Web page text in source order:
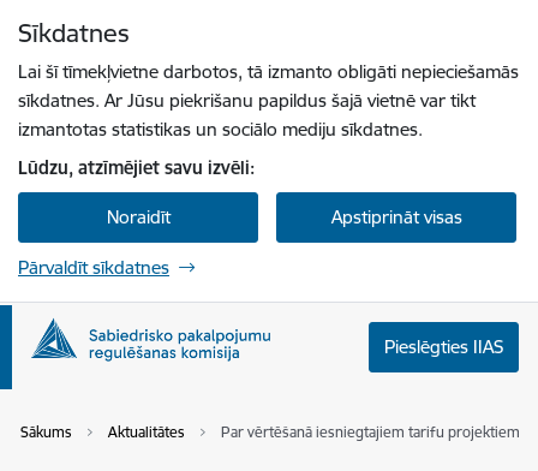
Sīkdatnes
Lai šī tīmekļvietne darbotos, tā izmanto obligāti nepieciešamās
sīkdatnes. Ar Jūsu piekrišanu papildus šajā vietnē var tikt
izmantotas statistikas un sociālo mediju sīkdatnes.
Lūdzu, atzīmējiet savu izvēli:
Noraidīt Apstiprināt visas
Pārvaldīt sīkdatnes
Pieslēgties IIAS
Sākums Aktualitātes Par vērtēšanā iesniegtajiem tarifu projektiem